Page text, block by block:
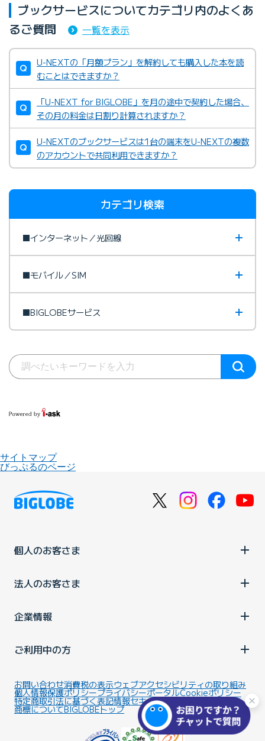
ブックサービスについてカテゴリ内のよくあ
るご質問
一覧を表示
U-NEXTの「月額プラン」を解約しても購入した本を読
むことはできますか？
「U-NEXT for BIGLOBE」を月の途中で契約した場合、
その月の料金は日割り計算されますか？
U-NEXTのブックサービスは1台の端末をU-NEXTの複数
のアカウントで共同利用できますか？
カテゴリ検索
■インターネット／光回線
■モバイル／SIM
■BIGLOBEサービス
サイトマップ
びっぷるのページ
個人のお客さま
法人のお客さま
企業情報
ご利用中の方
お問い合わせ消費税の表示ウェブアクセシビリティの取り組み
個人情報保護ポリシープライバシーポータルCookieポリシー
特定商取引法に基づく表記情報セキュリティ基本方針
商標についてBIGLOBEトップ